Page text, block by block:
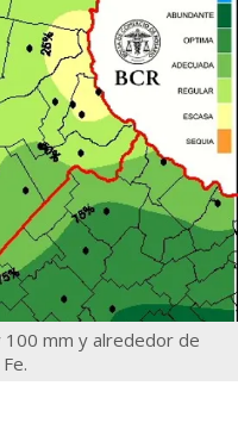
100 mm y alrededor de